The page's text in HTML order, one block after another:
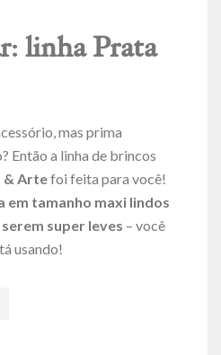
linha Prata
mas prima
Então a linha de brincos
& Artefoi feita para você!
em tamanho maxi lindos
super leves – você
usando!